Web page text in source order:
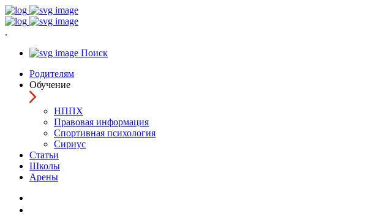
.
Поиск
Родителям
Обучение
НППХ
Правовая информация
Спортивная психология
Cириус
Статьи
Школы
Арены